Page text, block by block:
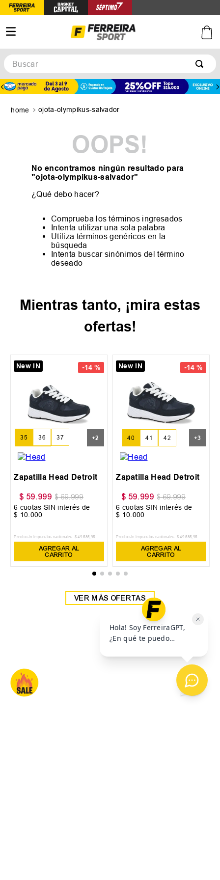
Buscar
ojota-olympikus-salvador
OOPS!
No encontramos ningún resultado para
"ojota-olympikus-salvador"
¿Qué debo hacer?
Comprueba los términos ingresados
Intenta utilizar una sola palabra
Utiliza términos genéricos en la
búsqueda
Intenta buscar sinónimos del término
deseado
Mientras tanto, ¡mira estas
ofertas!
-14 %
New IN
35 36 37
38 39
+2
Zapatilla Head Detroit
$ 59.999 $ 69.999
6 cuotas SIN interés de
$ 10 000
Precio sin impuestos nacionales: $ 49.585,95
AGREGAR AL
CARRITO
-14 %
New IN
40 41 42 +3
Zapatilla Head Detroit
$ 59.999 $ 69.999
6 cuotas SIN interés de
$ 10 000
Precio sin impuestos nacionales: $ 49.585,95
AGREGAR AL
CARRITO
VER MÁS OFERTAS
TÉRMINOS MÁS BUSCADOS
zapatillas
zapatillas mujer
zapatillas adidas